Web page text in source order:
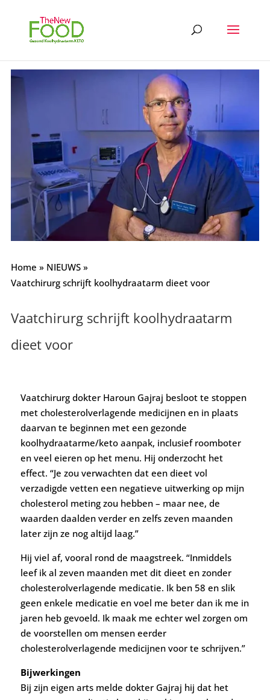
Home » NIEUWS»
Vaatchirurg schrijft koolhydraatarm dieet voor
Vaatchirurg schrijft koolhydraatarm
dieet voor
Vaatchirurg dokter Haroun Gajraj besloot te stoppen
met cholesterolverlagende medicijnen en in plaats
daarvan te beginnen met een gezonde
koolhydraatarme/keto aanpak, inclusief roomboter
en veel eieren op het menu. Hij onderzocht het
effect. “Je zou verwachten dat een dieet vol
verzadigde vetten een negatieve uitwerking op mijn
cholesterol meting zou hebben – maar nee, de
waarden daalden verder en zelfs zeven maanden
later zijn ze nog altijd laag.”
Hij viel af, vooral rond de maagstreek. “Inmiddels
leef ik al zeven maanden met dit dieet en zonder
cholesterolverlagende medicatie. Ik ben 58 en slik
geen enkele medicatie en voel me beter dan ik me in
jaren heb gevoeld. Ik maak me echter wel zorgen om
de voorstellen om mensen eerder
cholesterolverlagende medicijnen voor te schrijven.”
Bijwerkingen
Bij zijn eigen arts melde dokter Gajraj hij dat het